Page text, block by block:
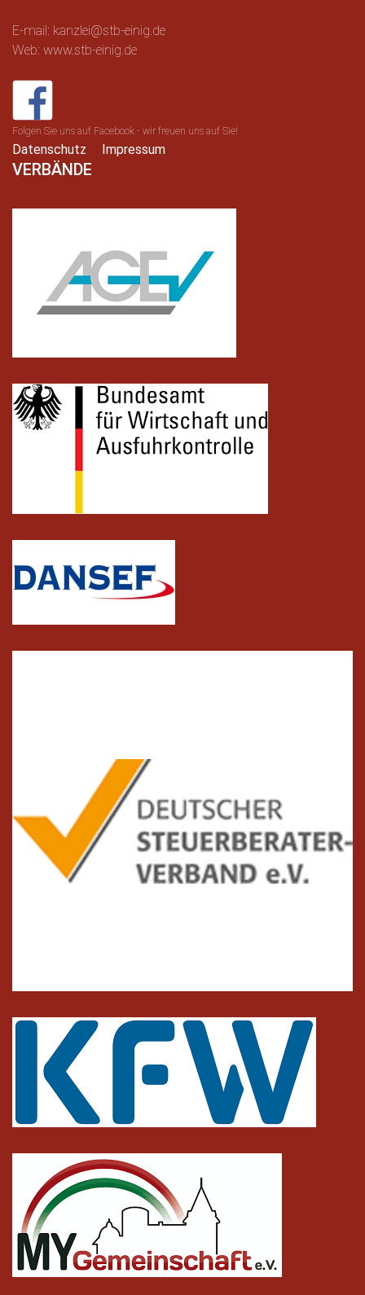
E-mail: kanzlei@stb-einig.de
Web: www.stb-einig.de
Folgen Sie uns auf Facebook - wir freuen uns auf Sie!
Datenschutz Impressum
VERBÄNDE